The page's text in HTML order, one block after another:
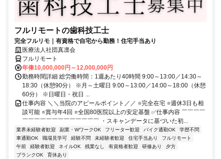
フルリモートの歯科技工士
完全フルリモ｜有資格で自宅から勤務！住宅手当あり
医療法人社団真凛会
フルリモート
年俸10,000,000円～12,000,000円
勤務時間詳細 総労働時間：1週あたり40時間 9:00～13:00／14:30～
18:30（休憩90分） ※月～土曜日 9:00～13:00／14:00～18:00（休憩
60分） ※日曜日・祝日 ...
仕事内容 ＼＼当院のアピールポイント／／ ⭐完全在宅 ⭐週休3日も相
談可能 ⭐賞与年4回 ⭐全国80医院以上の安定基盤 ✅仕事内容 ￣￣￣￣
￣￣￣￣￣￣￣￣￣￣￣￣￣ ・スキャンデータに基づいた初...
業界未経験者歓迎 副業・WワークOK フリーター歓迎 バイク通勤OK
学歴不問
車通勤OK
職場見学可 経験不問 未経験者歓迎 住宅手当あり
フルリモート
午前
経験者歓迎 ネイルOK 残業なし 有資格者歓迎 研修あり
夕方
ブランクOK
育休あり